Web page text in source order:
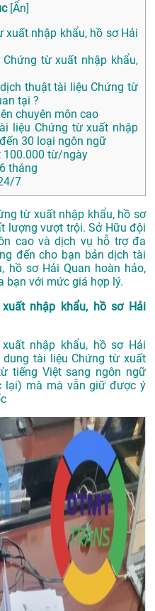
[Ẩn]
nhập khẩu, hồ sơ Hải
từ xuất nhập khẩu,
thuật tài liệu Chứng từ
tại ?
chuyên môn cao
liệu Chứng từ xuất nhập
30 loại ngôn ngữ
100.000 từ/ngày
tháng
7
từ xuất nhập khẩu, hồ sơ
lượng vượt trội. Sở Hữu đội
cao và dịch vụ hỗ trợ đa
đến cho bạn bản dịch tài
hồ sơ Hải Quan hoàn hảo,
bạn với mức giá hợp lý.
nhập khẩu, hồ sơ Hải
nhập khẩu, hồ sơ Hải
tài liệu Chứng từ xuất
tiếng Việt sang ngôn ngữ
lại) mà mà vẫn giữ được ý